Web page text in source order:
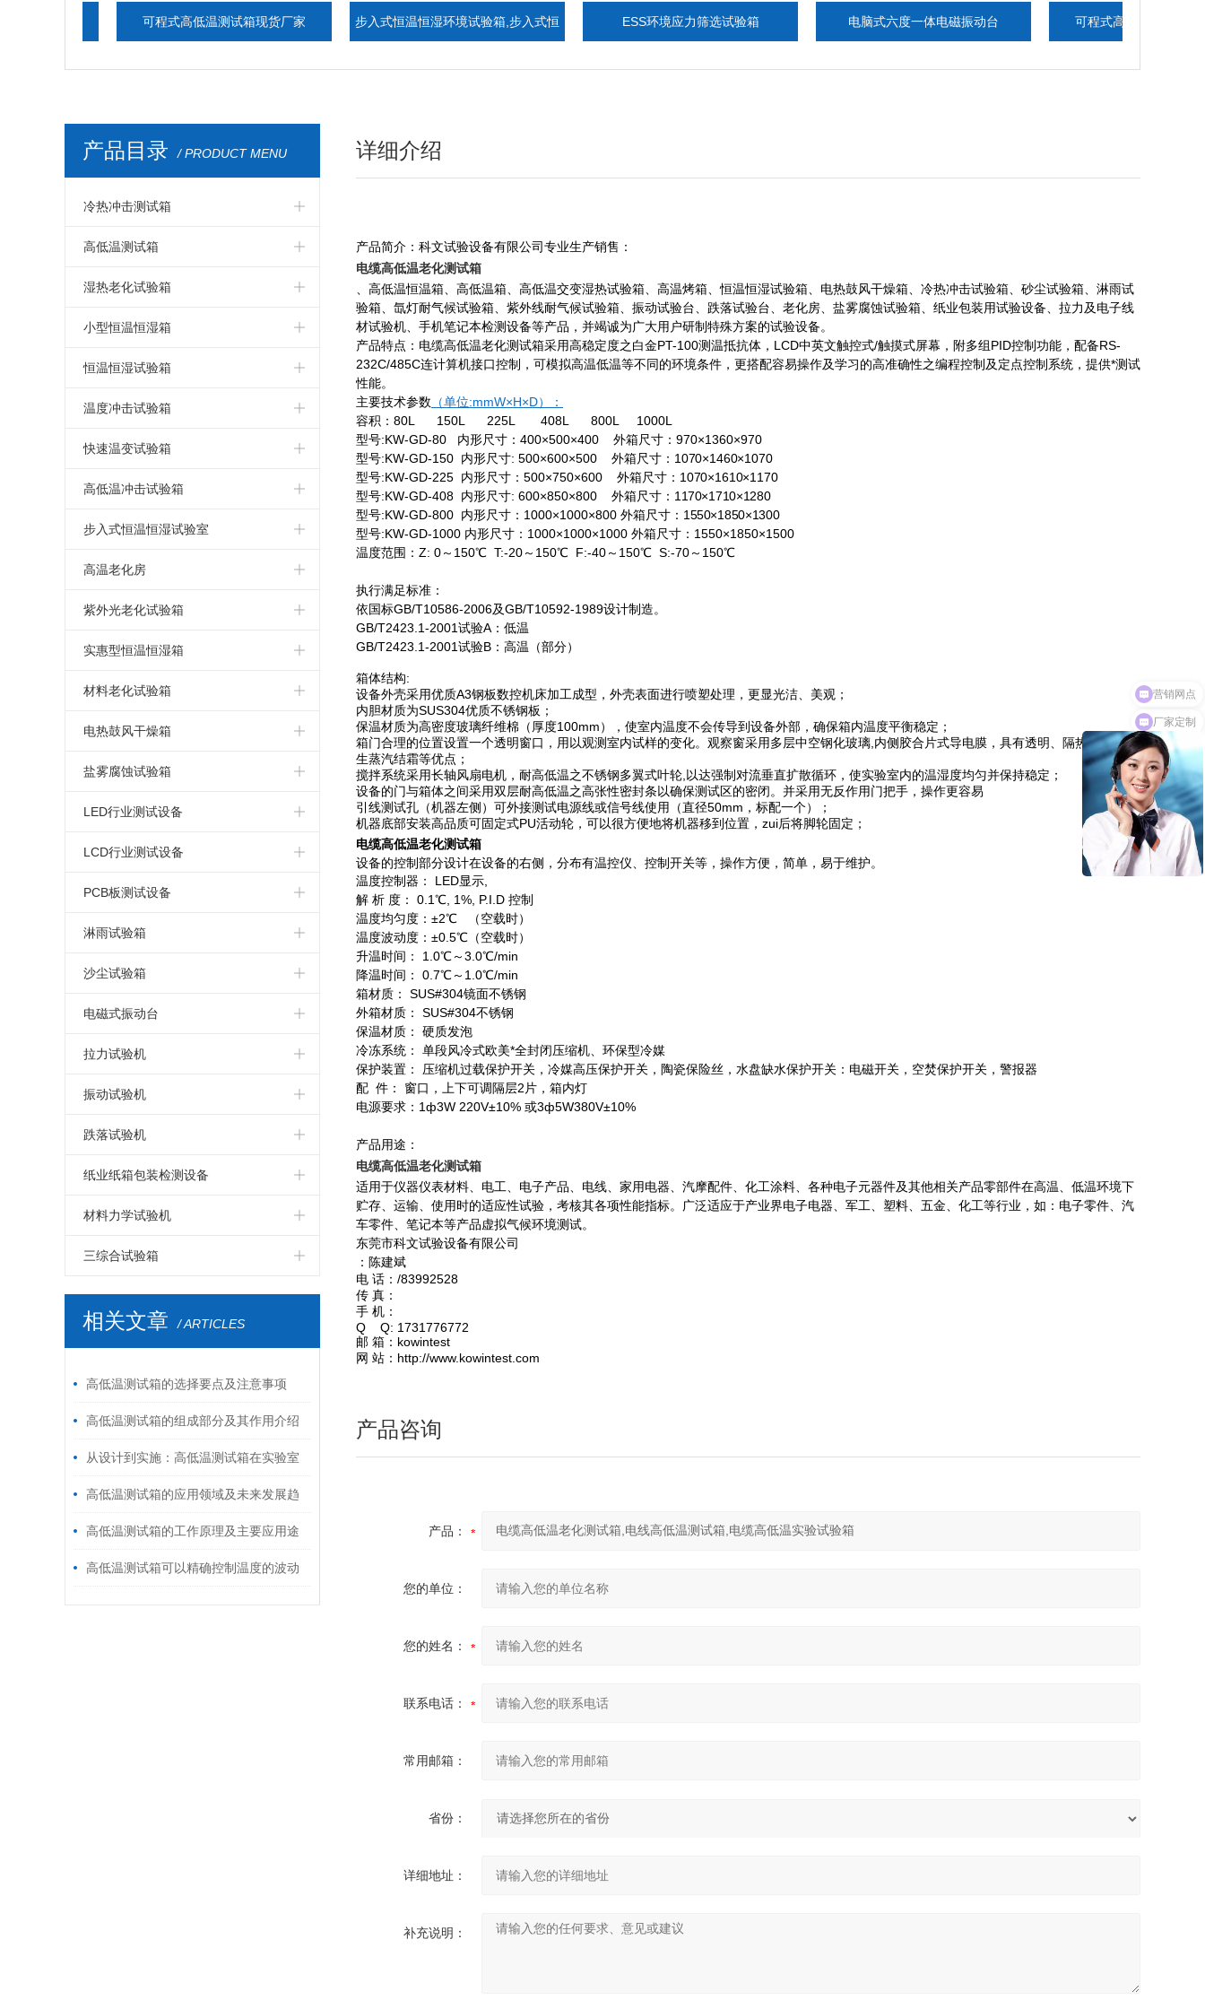
可程式高低温测试箱现货厂家 步入式恒温恒湿环境试验箱,步入式恒 ESS环境应力筛选试验箱 电脑式六度一体电磁振动台 可程式高低温交变湿热试验箱
产品目录 / PRODUCT MENU
冷热冲击测试箱
冷热冲击箱
冷热冲击测试箱
冷热冲击试验箱
冷热冲击试验机
小型冷热冲击试验箱
三箱冷热冲击试验箱
两箱冷热冲击试验箱
高低温测试箱
高低温测试箱
高低温试验箱
高低温测试仪器
高低温试验机
可程式高低温试验箱
高低温交变试验箱
高低温循环试验箱
高低温恒温试验箱
高低温老化试验箱
高低温箱
湿热老化试验箱
湿热老化试验箱
交变湿热试验箱
湿热老化测试箱
高低温交变湿热试验箱
高低温湿热老化试验箱
小型恒温恒湿箱
小型温湿度试验箱
小型恒温恒湿试验箱
小型高低温试验箱
立式恒温恒湿试验箱
恒温恒湿试验箱
恒温恒湿箱
恒温恒湿试验箱
恒温恒湿测试箱
恒温恒湿试验机
小型恒温恒湿箱
温湿度试验箱
可程式恒温恒湿箱
低湿型恒温恒湿箱
恒温恒湿箱价格
恒温恒湿箱厂家
温度冲击试验箱
温度冲击试验箱
温度冲击试验机
温度冲击测试箱
温度冲击测试机
快速温变试验箱
温度循环试验箱
快速温变试验箱
应力筛选试验箱
快速温变试验箱
高低温冲击试验箱
高低温冲击试验箱
高低温冲击试验机
高低温冲击测试箱
高低温冲击测试机
步入式恒温恒湿试验室
步入式恒温恒湿试验室
恒温恒湿实验室
步入式高低温试验室
大型恒温恒湿房
高温老化房
高温老化房
高温老化室
步入式老化房
紫外光老化试验箱
紫外光老化试验箱
紫外线耐候试验箱
UV光老化试验箱
实惠型恒温恒湿箱
小型恒温恒湿箱
简单恒温恒湿箱
实惠型恒温恒湿箱
简易式恒温恒湿箱
材料老化试验箱
UV紫外线老化测试仪
湿热老化试验箱
高温老化试验箱
氙弧灯老化试验箱
蒸汽老化试验箱
换气老化试验箱
高温老化箱
电热鼓风干燥箱
高温烤箱
电热鼓风干燥箱
指针式电热鼓风干燥箱
真空干燥箱
电热恒温干燥箱
高温马弗炉
盐雾腐蚀试验箱
标准型盐水喷雾试验箱
连续式盐雾腐蚀试验箱
可程式盐水喷雾试验机
LED行业测试设备
LED高低温试验箱
LED高低温湿热试验箱
LED高低温湿热老化试验箱
LED恒温恒湿试验箱
LED高低温冷热冲击试验箱
LED高低温冲击试验箱
LED高温老化箱
LED紫外光老化试验箱
LED步入式恒温恒湿试验室
LED高温老化房
LED跌落试验机
LCD行业测试设备
LCD高低温试验箱
LCD高低温湿热试验箱
LCD湿热老化试验箱
LCD恒温恒湿试验箱
LCD冷热冲击试验箱
LCD高低温冲击试验箱
LCD高温老化箱
LCD紫外光老化试验箱
LCD步入式恒温恒湿试验室
LCD高温老化房
LCD包装运输振动台
PCB板测试设备
PCB高低温测试箱
PCB电路板湿热老化试验箱
PCB板恒温恒湿试验箱
PCB板冷热冲击试验箱
电路板高低温冲击试验箱
PCB电路板高温老化箱
电路板紫外光老化试验箱
PCB板步入式恒温恒湿试验室
PCB电路板高温老化房
PCB电路板鼓风干燥箱
淋雨试验箱
淋雨试验箱
沙尘试验箱
沙尘试验箱
电磁式振动台
电磁振动台
电磁吸合式振动台
垂直水平振动试验机
电脑式电磁振动台
四度空间一体振动台
六度空间一体振动台
拉力试验机
桌上型拉力试验机
微电脑拉力试验机
电脑式拉力试验机
伺服控制拉力试验机
高低温拉力试验机
振动试验机
模拟运输振动试验台
机械振动试验机
电磁式扫频振动台
跌落试验机
单臂跌落试验机
双臂跌落试验机
自由跌落试验机
纸业纸箱包装检测设备
纸箱抗压试验机
破裂强度试验机
环压强度试验机
跌落试验机
油墨脱色试验机
材料力学试验机
鞋材检测试验机
线材弯折试验机
插拔力试验机
按键寿命试验机
三综合试验箱
温湿度振动三综合试验箱
相关文章 / ARTICLES
高低温测试箱的选择要点及注意事项
高低温测试箱的组成部分及其作用介绍
从设计到实施：高低温测试箱在实验室
中的优化布局
高低温测试箱的应用领域及未来发展趋
势分析
高低温测试箱的工作原理及主要应用途
径 高低温测试箱可以精确控制温度的波动
详细介绍
产品简介：科文试验设备有限公司专业生产销售：
电缆高低温老化测试箱
、高低温恒温箱、高低温箱、高低温交变湿热试验箱、高温烤箱、恒温恒湿试验箱、电热鼓风干燥箱、冷热冲击试验箱、砂尘试验箱、淋雨试
验箱、氙灯耐气候试验箱、紫外线耐气候试验箱、振动试验台、跌落试验台、老化房、盐雾腐蚀试验箱、纸业包装用试验设备、拉力及电子线
材试验机、手机笔记本检测设备等产品，并竭诚为广大用户研制特殊方案的试验设备。
产品特点： 电缆高低温老化测试箱采用高稳定度之白金PT-100测温抵抗体，LCD中英文触控式/触摸式屏幕，附多组PID控制功能，配备RS-
232C/485C连计算机接口控制，可模拟高温低温等不同的环境条件，更搭配容易操作及学习的高准确性之编程控制及定点控制系统，提供*测试
性能。
主要技术参数 （单位:mmW×H×D）
：
容积：80L
150L 225L 408L 800L 1000L
型号:KW-GD-80 内形尺寸：400×500×400
外箱尺寸：970×1360×970
型号:KW-GD-150 内形尺寸: 500×600×500
外箱尺寸： 1070×1460×1070
型号:KW-GD-225 内形尺寸：500×750×600
外箱尺寸： 1070×1610×1170
型号:KW-GD-408 内形尺寸: 600×850×800
外箱尺寸： 1170×1710×1280
型号:KW-GD-800 内形尺寸：1000×1000×800 外箱尺寸： 1550×1850×1300
型号:KW-GD-1000 内形尺寸：1000×1000×1000 外箱尺寸： 1550×1850×1500
温度范围： Z: 0～150℃ T:-20～150℃ F:-40～150℃ S:-70～150℃
执行满足标准：
依国标GB/T10586-2006及GB/T10592-1989设计制造。
GB/T2423.1-2001试验A：低温
GB/T2423.1-2001试验B：高温（部分）
箱体结构:
设备外壳采用优质A3钢板数控机床加工成型，外壳表面进行喷塑处理，更显光洁、美观；
内胆材质为SUS304优质不锈钢板；
保温材质为高密度玻璃纤维棉 （厚度100mm）
，使室内温度不会传导到设备外部，确保箱内温度平衡稳定；
箱门合理的位置设置一个透明窗口，用以观测室内试样的变化。观察窗采用多层中空钢化玻璃 内侧胶合片式导电膜，具有透明、隔热、不易产
生蒸汽结霜等优点；
搅拌系统采用长轴风扇电机，耐高低温之不锈钢多翼式叶轮 以达强制对流垂直扩散循环，使实验室内的温湿度均匀并保持稳定；
设备的门与箱体之间采用双层耐高低温之高张性密封条以确保测试区的密闭。并采用无反作用门把手，操作更容易
引线测试孔 （机器左侧 ） 可外接测试电源线或信号线使用 （直径50mm ，标配一个）
；
机器底部安装高品质可固定式PU活动轮，可以很方便地将机器移到位置，zui后将脚轮固定；
电缆高低温老化测试箱
设备的控制部分设计在设备的右侧，分布有温控仪、控制开关等，操作方便，简单，易于维护。
温度控制器：
LED显示,
解 析 度：
0.1℃, 1%, P.I.D 控制
温度均匀度：±2℃
（空载时）
温度波动度：±0.5℃ （空载时）
升温时间：
1.0℃～3.0℃/min
降温时间：
0.7℃～1.0℃/min
箱材质：
SUS#304镜面不锈钢
外箱材质：
SUS#304不锈钢
保温材质： 硬质发泡
冷冻系统： 单段风冷式欧美*全封闭压缩机、环保型冷媒
保护装置： 压缩机过载保护开关，冷媒高压保护开关，陶瓷保险丝，水盘缺水保护开关：电磁开关，空焚保护开关，警报器
配 件： 窗口，上下可调隔层2片，箱内灯
电源要求： 1ф3W 220V±10% 或3ф5W380V±10%
产品用途：
电缆高低温老化测试箱
适用于仪器仪表材料、电工、电子产品、电线、家用电器、汽摩配件、化工涂料、各种电子元器件及其他相关产品零部件在高温、低温环境下
贮存、运输、使用时的适应性试验，考核其各项性能指标。广泛适应于产业界电子电器、军工、塑料、五金、化工等行业，如：电子零件、汽
车零件、笔记本等产品虚拟气候环境测试。
东莞市科文试验设备有限公司
：陈建斌
电 话：/83992528
传 真：
手 机：
Q Q: 1731776772
邮 箱：kowintest
网 站：http://www.kowintest.com
产品咨询
产品：
您的单位：
您的姓名：
联系电话：
常用邮箱：
省份：
详细地址：
补充说明：